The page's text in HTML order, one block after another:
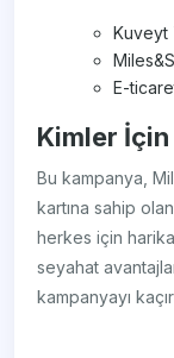
Kuveyt
E-
Kimler
Bu kampanya,
kartına sahip
herkes için
seyahat
kampanyayı